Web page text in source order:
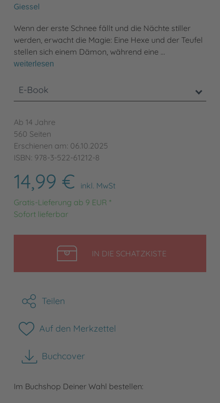
Giessel
Wenn der erste Schnee fällt und die Nächte stiller
werden, erwacht die Magie: Eine Hexe und der Teufel
stellen sich einem Dämon, während eine …
weiterlesen
E-Book
Ab 14 Jahre
560 Seiten
Erschienen am: 06.10.2025
ISBN: 978-3-522-61212-8
14,99 €
inkl. MwSt
Gratis-Lieferung ab 9 EUR *
Sofort lieferbar
IN DIE SCHATZKISTELEGEN
Teilen
Auf den Merkzettel
Buchcover
herunterladen
Im Buchshop Deiner Wahl bestellen: